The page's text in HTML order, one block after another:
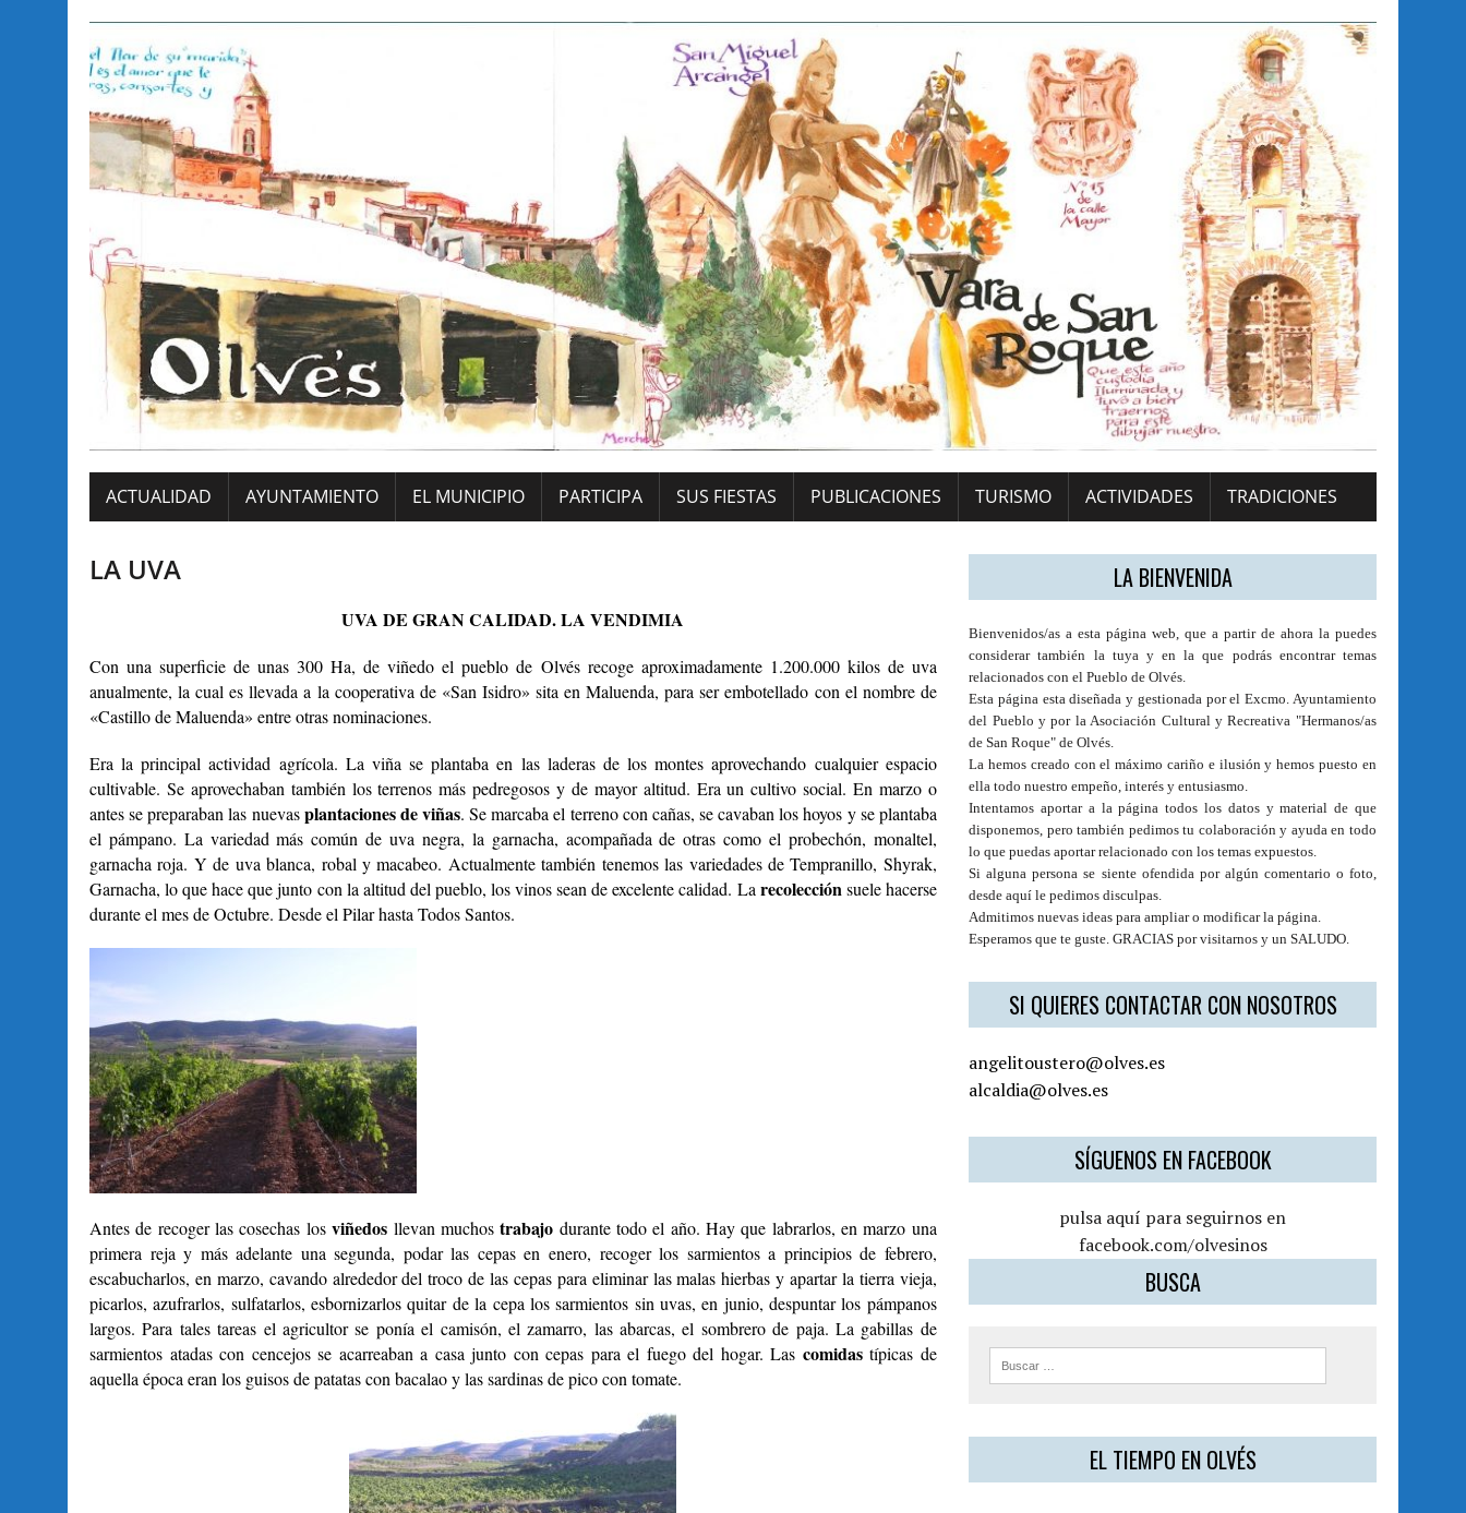
ACTUALIDAD AYUNTAMIENTO EL MUNICIPIO PARTICIPA SUS FIESTAS PUBLICACIONES TURISMO ACTIVIDADES TRADICIONES
LA UVA
UVA DE GRAN CALIDAD. LA VENDIMIA
Con una superficie de unas 300 Ha, de viñedo el pueblo de Olvés recoge aproximadamente 1.200.000 kilos de uva
anualmente, la cual es llevada a la cooperativa de «San Isidro» sita en Maluenda, para ser embotellado con el nombre de
«Castillo de Maluenda» entre otras nominaciones.
Era la principal actividad agrícola. La viña se plantaba en las laderas de los montes aprovechando cualquier espacio
cultivable. Se aprovechaban también los terrenos más pedregosos y de mayor altitud. Era un cultivo social. En marzo o
antes se preparaban las nuevasplantaciones de viñas. Se marcaba el terreno con cañas, se cavaban los hoyos y se plantaba
el pámpano. La variedad más común de uva negra, la garnacha, acompañada de otras como el probechón, monaltel,
garnacha roja. Y de uva blanca, robal y macabeo. Actualmente también tenemos las variedades de Tempranillo, Shyrak,
Garnacha, lo que hace que junto con la altitud del pueblo, los vinos sean de excelente calidad. La recolección suele hacerse
durante el mes de Octubre. Desde el Pilar hasta Todos Santos.
Antes de recoger las cosechas losviñedos llevan muchostrabajo durante todo el año. Hay que labrarlos, en marzo una
primera reja y más adelante una segunda, podar las cepas en enero, recoger los sarmientos a principios de febrero,
escabucharlos, en marzo, cavando alrededor del troco de las cepas para eliminar las malas hierbas y apartar la tierra vieja,
picarlos, azufrarlos, sulfatarlos, esbornizarlos quitar de la cepa los sarmientos sin uvas, en junio, despuntar los pámpanos
largos. Para tales tareas el agricultor se ponía el camisón, el zamarro, las abarcas, el sombrero de paja. La gabillas de
sarmientos atadas con cencejos se acarreaban a casa junto con cepas para el fuego del hogar. Las comidastípicas de
aquella época eran los guisos de patatas con bacalao y las sardinas de pico con tomate.
LA BIENVENIDA
Bienvenidos/as a esta página web, que a partir de ahora la puedes
considerar también la tuya y en la que podrás encontrar temas
relacionados con el Pueblo de Olvés.
Esta página esta diseñada y gestionada por el Excmo. Ayuntamiento
del Pueblo y por la Asociación Cultural y Recreativa "Hermanos/as
de San Roque" de Olvés.
La hemos creado con el máximo cariño e ilusión y hemos puesto en
ella todo nuestro empeño, interés y entusiasmo.
Intentamos aportar a la página todos los datos y material de que
disponemos, pero también pedimos tu colaboración y ayuda en todo
lo que puedas aportar relacionado con los temas expuestos.
Si alguna persona se siente ofendida por algún comentario o foto,
desde aquí le pedimos disculpas.
Admitimos nuevas ideas para ampliar o modificar la página.
Esperamos que te guste. GRACIAS por visitarnos y un SALUDO.
SI QUIERES CONTACTAR CON NOSOTROS
angelitoustero@olves.es
alcaldia@olves.es
SÍGUENOS EN FACEBOOK
pulsa aquí para seguirnos en
facebook.com/olvesinos
BUSCA
EL TIEMPO EN OLVÉS